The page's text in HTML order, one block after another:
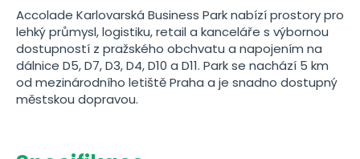
Accolade Karlovarská Business Park nabízí prostory pro
lehký průmysl, logistiku, retail a kanceláře s výbornou
dostupností z pražského obchvatu a napojením na
dálnice D5, D7, D3, D4, D10 a D11. Park se nachází 5 km
od mezinárodního letiště Praha a je snadno dostupný
městskou dopravou.